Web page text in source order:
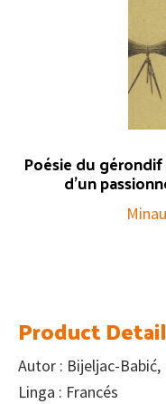
Poésie du
d’un
Product
Autor : Bijeljac-Babić,
Linga : Francés